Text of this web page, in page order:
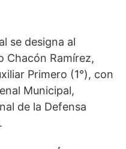
se designa al
Chacón Ramírez,
Primero (1°), con
Municipal,
de la Defensa